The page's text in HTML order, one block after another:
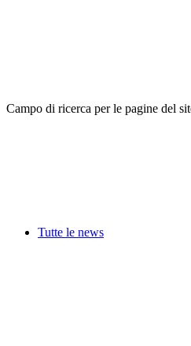
Campo di ricerca per le pagine del
Tutte le news